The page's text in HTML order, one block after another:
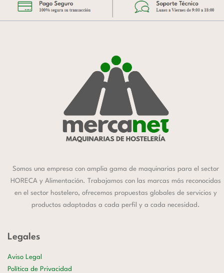
Somos una empresa con amplia gama de maquinarias para el sector
HORECA y Alimentación. Trabajamos con las marcas más reconocidas
en el sector hostelero, ofrecemos propuestas globales de servicios y
productos adaptadas a cada perfil y a cada necesidad.
Legales
Aviso Legal
Política de Privacidad